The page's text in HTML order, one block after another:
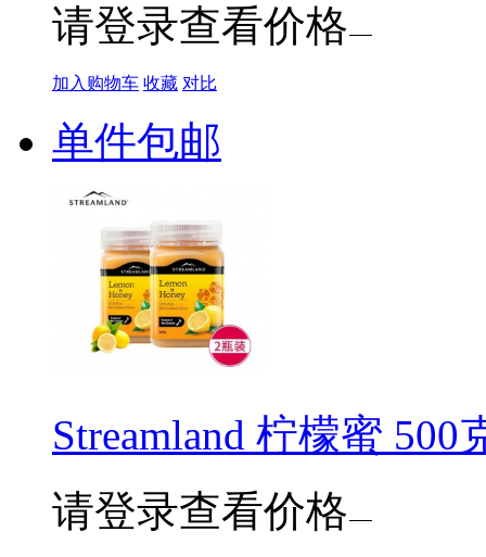
请登录查看价格
加入购物车 收藏 对比
单件包邮
Streamland 柠檬蜜
请登录查看价格